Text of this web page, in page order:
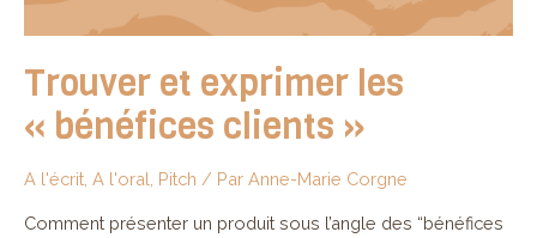
Trouver et exprimer les
« bénéfices clients »
A l'écrit A l'oral Pitch / Par Anne-Marie Corgne
Comment présenter un produit sous l’angle des “bénéfices